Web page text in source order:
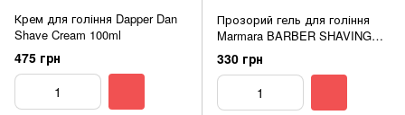
Крем для гоління Dapper Dan
Shave Cream 100ml
475 грн
Прозорий гель для гоління
Marmara BARBER SHAVING
GEL 250 ML NO.1
330 грн